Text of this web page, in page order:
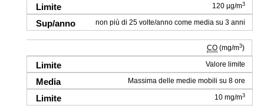
120 µg/m3
non più di 25 volte/anno come media su 3 anni
CO (mg/m3)
Valore limite
Massima delle medie mobili su 8 ore
10 mg/m3